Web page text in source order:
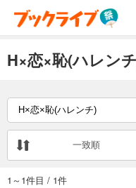
H×恋×恥(ハレン
一致順
1～1件目 / 1件